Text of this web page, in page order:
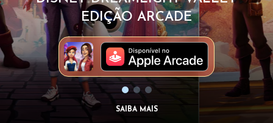
EDIÇÃO ARCADE
SAIBA MAIS